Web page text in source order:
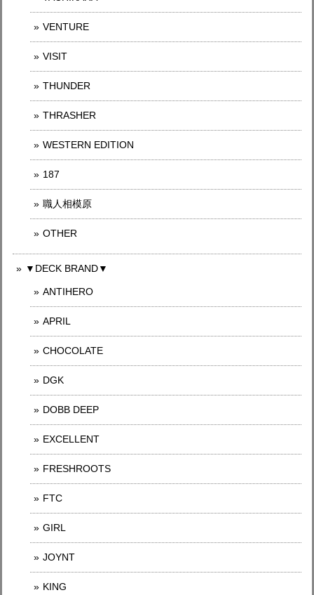
VENTURE
VISIT
THUNDER
THRASHER
WESTERN EDITION
187
職人相模原
OTHER
▼DECK BRAND▼
ANTIHERO
APRIL
CHOCOLATE
DGK
DOBB DEEP
EXCELLENT
FRESHROOTS
FTC
GIRL
JOYNT
KING